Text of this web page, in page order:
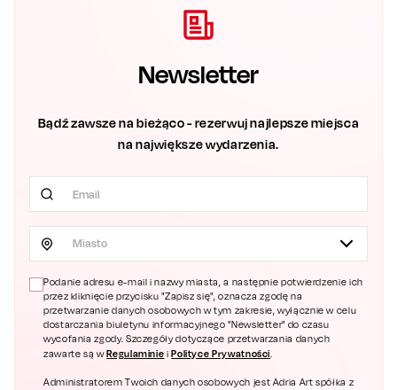
Newsletter
Bądź zawsze na bieżąco - rezerwuj najlepsze miejsca
na największe wydarzenia.
Miasto
Podanie adresu e-mail i nazwy miasta, a następnie potwierdzenie ich
przez kliknięcie przycisku "Zapisz się", oznacza zgodę na
przetwarzanie danych osobowych w tym zakresie, wyłącznie w celu
dostarczania biuletynu informacyjnego "Newsletter" do czasu
wycofania zgody. Szczegóły dotyczące przetwarzania danych
zawarte są wRegulaminie i Polityce Prywatności.
Administratorem Twoich danych osobowych jest Adria Art spółka z